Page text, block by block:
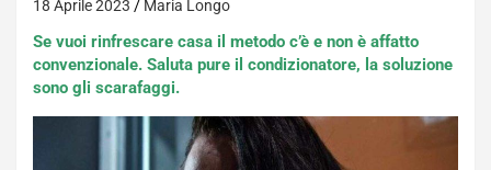
18 Aprile 2023 Maria Longo
Se vuoi rinfrescare casa il metodo c’è e non è affatto
convenzionale. Saluta pure il condizionatore, la soluzione
sono gli scarafaggi.